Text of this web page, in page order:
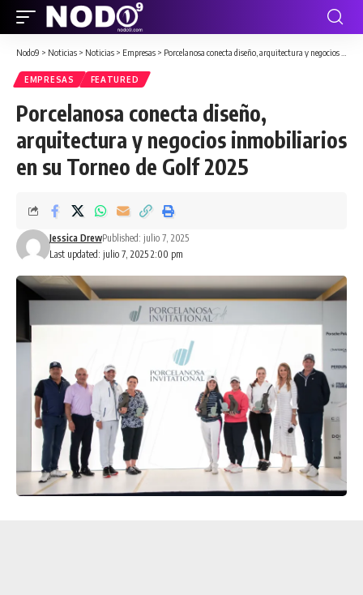
Nodo9 > Noticias > Noticias > Empresas > Porcelanosa conecta diseño, arquitectura y negocios inmobiliarios en su Torneo de Golf 2025
EMPRESAS FEATURED
Porcelanosa conecta diseño,
arquitectura y negocios inmobiliarios
en su Torneo de Golf 2025
Last updated: julio 7, 2025 2:00 pm
Jessica DrewPublished: julio 7, 2025